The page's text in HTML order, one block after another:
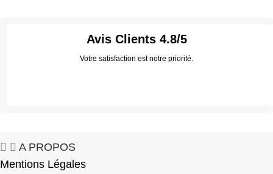
Avis Clients 4.8/5
Votre satisfaction est notre priorité.
A PROPOS
Mentions Légales